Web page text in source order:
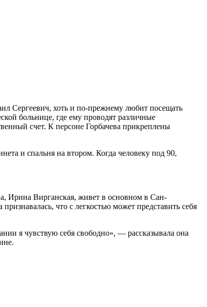
Сергеевич, хоть и по-прежнему любит посещать
больнице, где ему проводят различные
счет. К персоне Горбачева прикреплены
и спальня на втором. Когда человеку под 90,
Ирина Вирганская, живет в основном в Сан-
что с легкостью может представить себя
я чувствую себя свободно», — рассказывала она